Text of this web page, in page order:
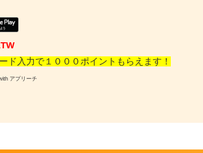
ド入力で１０００ポイントもらえます！
アプリーチ